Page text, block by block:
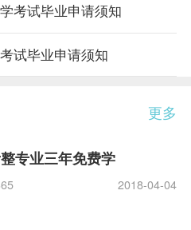
考试毕业申请须知
试毕业申请须知
更多
专业三年免费学
2018-04-04